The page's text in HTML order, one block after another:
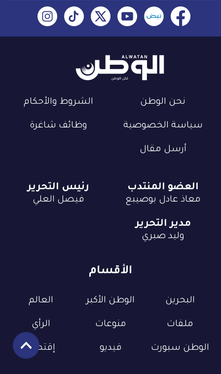
نحن الوطن الشروط والأحكام
سياسة الخصوصية وظائف شاغرة
أرسل مقال
الأقسام
البحرين الوطن الأكبر العالم
ملفات منوعات الرأي
الوطن سبورت فيديو إقتصاد
العضو المنتدب
معاذ عادل بوصيبع
رئيس التحرير
فيصل العلي
مدير التحرير
وليد صبري